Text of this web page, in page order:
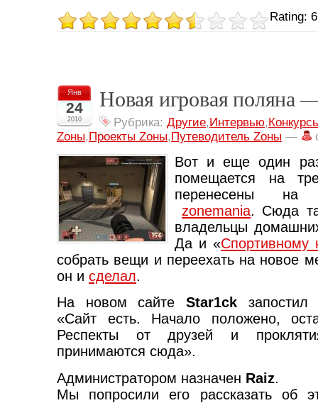
Rating:
Янв
24
2010
Новая игровая поляна
Рубрика: Другие,Интервью,
Zоны,Проекты Zоны,Путеводитель Zoны —
Вот и еще один
помещается на
перенесены на
zonemania. Сюда
владельцы
Да и «Спортивному
собрать вещи и переехать на новое
он и сделал.
На новом сайте Star1ck запостил
«Сайт есть. Начало положено,
Респекты от друзей и
принимаются сюда».
Администратором назначен Raiz.
Мы попросили его рассказать об